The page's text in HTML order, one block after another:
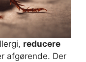
reducere
afgørende. Der